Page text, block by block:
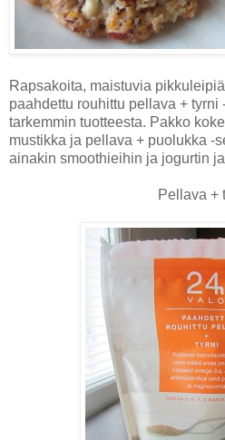
Rapsakoita, maistuvia
paahdettu rouhittu pellava + tyrni
tarkemmin tuotteesta. Pakko
mustikka ja pellava + puolukka -
ainakin smoothieihin ja jogurtin
Pellava +